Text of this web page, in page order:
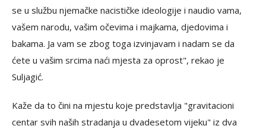
se u službu njemačke nacističke ideologije i naudio vama,
vašem narodu, vašim očevima i majkama, djedovima i
bakama. Ja vam se zbog toga izvinjavam i nadam se da
ćete u vašim srcima naći mjesta za oprost", rekao je
Suljagić.
Kaže da to čini na mjestu koje predstavlja "gravitacioni
centar svih naših stradanja u dvadesetom vijeku" iz dva